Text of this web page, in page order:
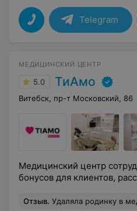
Telegram
МЕДИЦИНСКИЙ ЦЕНТР
5.0 ТиАмо
Витебск, пр-т Московский, 86
Медицинский центр
бонусов для клиентов,
Отзыв. Удаляла родинку в медцентре, все